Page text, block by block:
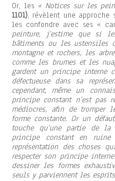
Or, les « Notices sur les
1101), révèlent une approche
les confondre avec ses «
peinture, j’estime que si
bâtiments ou les ustensiles
montagne et rochers, les
comme les brumes et les
gardent un principe interne
défectueuse dans sa
cependant, même un
principe constant n’est pas
médiocres, afin de tromper
forme constante. Or un
touche qu’une partie de
principe constant en
représentation des choses
respecter son principe
dessiner les formes
seuls y parviennent les